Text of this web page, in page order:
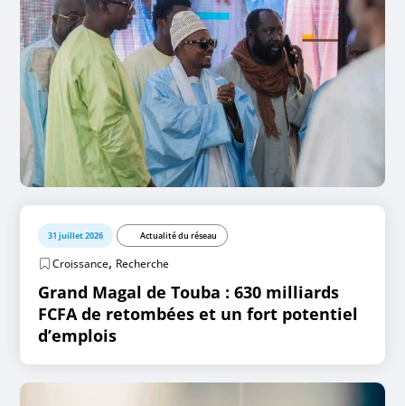
31 juillet 2026 Actualité du réseau
Croissance, Recherche
Grand Magal de Touba : 630 milliards
FCFA de retombées et un fort potentiel
d’emplois